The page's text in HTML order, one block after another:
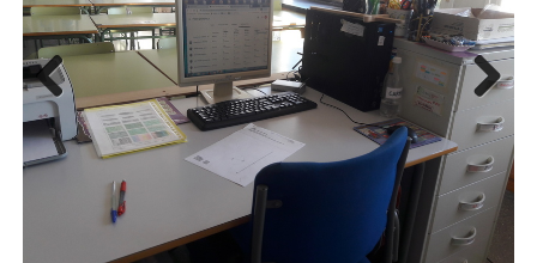
Previ
ous
Next